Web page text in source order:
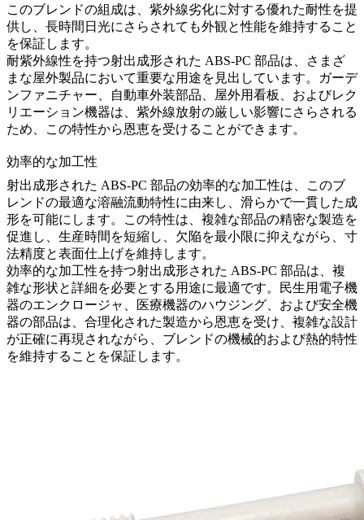
このブレンドの組成は、紫外線劣化に対する優れた耐性を提
供し、長時間日光にさらされても外観と性能を維持すること
を保証します。
耐紫外線性を持つ射出成形された ABS-PC 部品は、さまざ
まな屋外製品において重要な用途を見出しています。ガーデ
ンファニチャー、自動車外装部品、屋外用看板、およびレク
リエーション機器は、紫外線放射の厳しい影響にさらされる
ため、この特性から恩恵を受けることができます。
効率的な加工性
射出成形された ABS-PC 部品の効率的な加工性は、このブ
レンドの最適な溶融流動特性に由来し、滑らかで一貫した成
形を可能にします。この特性は、複雑な部品の精密な製造を
促進し、生産時間を短縮し、欠陥を最小限に抑えながら、寸
法精度と表面仕上げを維持します。
効率的な加工性を持つ射出成形された ABS-PC 部品は、複
雑な形状と詳細を必要とする用途に最適です。民生用電子機
器のエンクロージャ、医療機器のハウジング、および安全機
器の部品は、合理化された製造から恩恵を受け、複雑な設計
が正確に再現されながら、ブレンドの機械的および熱的特性
を維持することを保証します。